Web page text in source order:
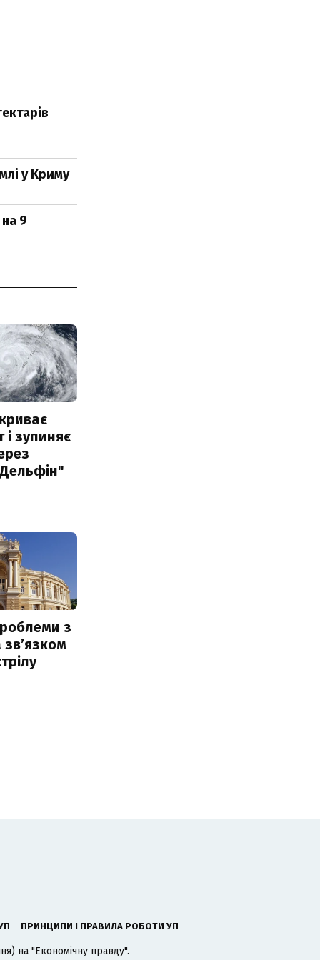
у Криму
9
і зупиняє
з
ПРИНЦИПИ І ПРАВИЛА РОБОТИ УП
на "Економічну правду".